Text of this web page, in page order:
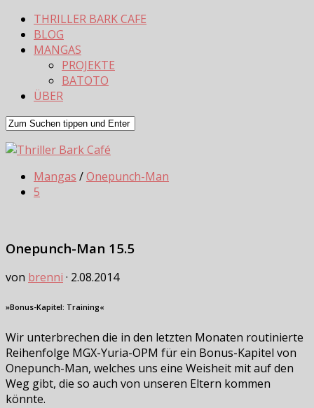
THRILLER BARK CAFE
BLOG
MANGAS
PROJEKTE
BATOTO
ÜBER
Mangas /Onepunch-Man
5
Onepunch-Man 15.5
von brenni · 2.08.2014
»Bonus-Kapitel: Training«
Wir unterbrechen die in den letzten Monaten routinierte
Reihenfolge MGX-Yuria-OPM für ein Bonus-Kapitel von
Onepunch-Man, welches uns eine Weisheit mit auf den
Weg gibt, die so auch von unseren Eltern kommen
könnte.